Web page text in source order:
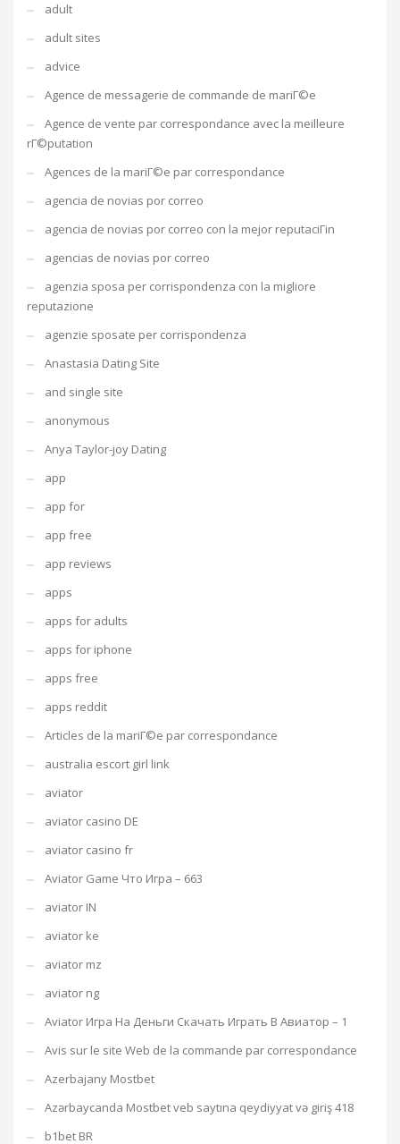
adult
adult sites
advice
Agence de messagerie de commande de mariГ©e
Agence de vente par correspondance avec la meilleure
rГ©putation
Agences de la mariГ©e par correspondance
agencia de novias por correo
agencia de novias por correo con la mejor reputaciГіn
agencias de novias por correo
agenzia sposa per corrispondenza con la migliore
reputazione
agenzie sposate per corrispondenza
Anastasia Dating Site
and single site
anonymous
Anya Taylor-joy Dating
app
app for
app free
app reviews
apps
apps for adults
apps for iphone
apps free
apps reddit
Articles de la mariГ©e par correspondance
australia escort girl link
aviator
aviator casino DE
aviator casino fr
Aviator Game Что Игра – 663
aviator IN
aviator ke
aviator mz
aviator ng
Aviator Игра На Деньги Скачать Играть В Авиатор – 1
Avis sur le site Web de la commande par correspondance
Azerbajany Mostbet
Azərbaycanda Mostbet veb saytına qeydiyyat və giriş 418
b1bet BR